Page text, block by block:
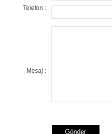
Telefon :
Mesaj :